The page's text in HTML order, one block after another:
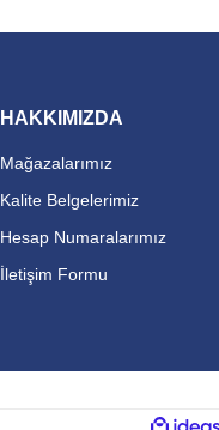
HAKKIMIZDA
Mağazalarımız
Kalite Belgelerimiz
Hesap Numaralarımız
İletişim Formu